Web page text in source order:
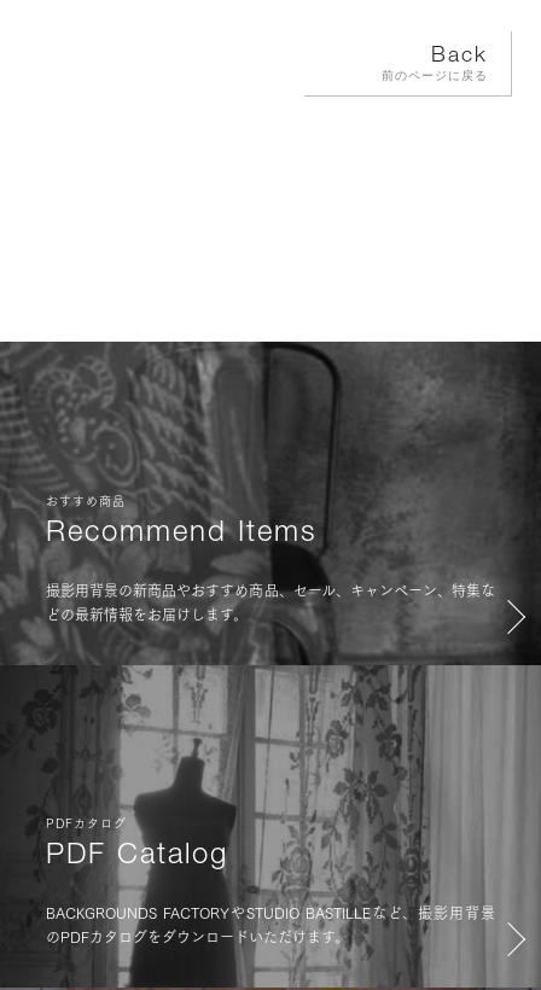
Back
前のページに戻る
おすすめ商品
Recommend Items
撮影用背景の新商品やおすすめ商品、セール、キャンペーン、特集な
どの最新情報をお届けします。
PDFカタログ
PDF Catalog
BACKGROUNDS FACTORYやSTUDIO BASTILLEなど、撮影用背景
のPDFカタログをダウンロードいただけます。